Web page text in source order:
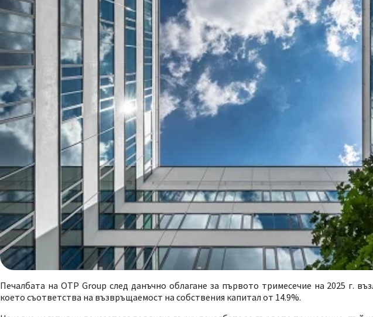
Печалбата на OTP Group след данъчно облагане за първото тримесечие на 2025 г.
което съответства на възвръщаемост на собствения капитал от 14.9%.